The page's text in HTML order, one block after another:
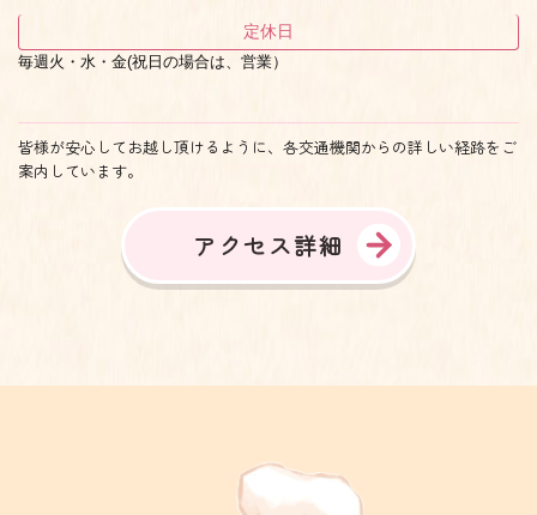
定休日
毎週火・水・金(祝日の場合は、営業）
皆様が安心してお越し頂けるように、各交通機関からの詳しい経路をご
案内しています。
アクセス詳細